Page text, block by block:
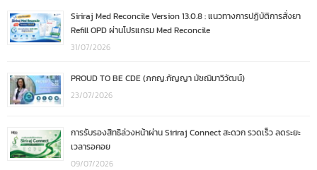
Siriraj Med Reconcile Version 13.0.8 : แนวทางการปฏิบัติการสั่งยา
Refill OPD ผ่านโปรแกรม Med Reconcile
31/07/2026
PROUD TO BE CDE (ภกญ.กัญญา มัชฌิมาวิวัฒน์)
23/07/2026
การรับรองสิทธิล่วงหน้าผ่าน Siriraj Connect สะดวก รวดเร็ว ลดระยะ
เวลารอคอย
09/07/2026